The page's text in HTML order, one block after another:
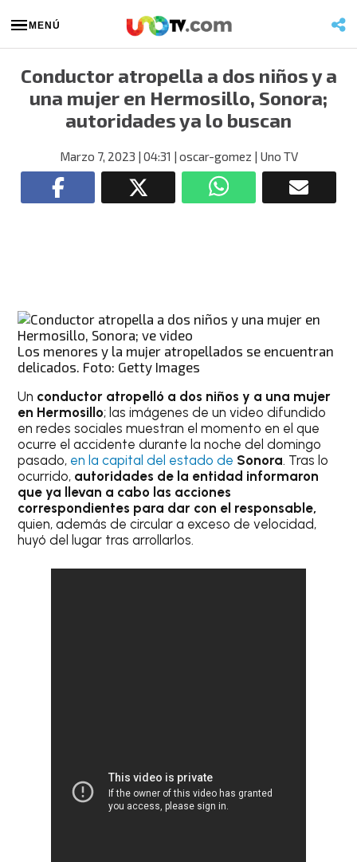
MENÚ
Conductor atropella a dos niños y a
una mujer en Hermosillo, Sonora;
autoridades ya lo buscan
Marzo 7, 2023 | 04:31 | oscar-gomez | Uno TV
Los menores y la mujer atropellados se encuentran
delicados. Foto: Getty Images
Un conductor atropelló a dos niños y a una mujer
en Hermosillo; las imágenes de un video difundido
en redes sociales muestran el momento en el que
ocurre el accidente durante la noche del domingo
pasado, en la capital del estado de Sonora. Tras lo
ocurrido, autoridades de la entidad informaron
que ya llevan a cabo las acciones
correspondientes para dar con el responsable,
quien, además de circular a exceso de velocidad,
huyó del lugar tras arrollarlos.